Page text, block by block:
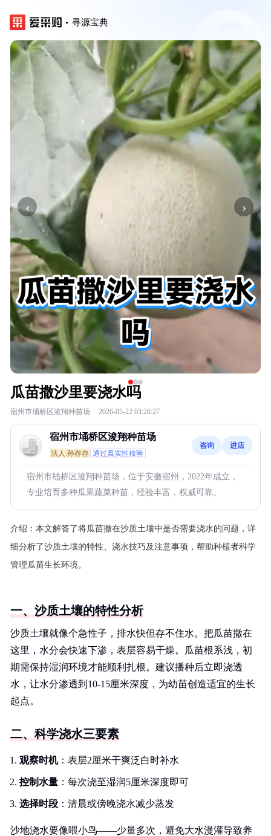
寻源宝典
‹ ›
瓜苗撒沙里要浇水吗
宿州市埇桥区浚翔种苗场 · 2026-05-22 03:26:27
宿州市埇桥区浚翔种苗场
法人:孙存存 通过真实性核验
咨询 进店
宿州市嵇桥区浚翔种苗场，位于安徽宿州，2022年成立，
专业培育多种瓜果蔬菜种苗，经验丰富，权威可靠。
介绍： 本文解答了将瓜苗撒在沙质土壤中是否需要浇水的问题，详
细分析了沙质土壤的特性、浇水技巧及注意事项，帮助种植者科学
管理瓜苗生长环境。
一、沙质土壤的特性分析
沙质土壤就像个急性子，排水快但存不住水。把瓜苗撒在
这里，水分会快速下渗，表层容易干燥。瓜苗根系浅，初
期需保持湿润环境才能顺利扎根。建议播种后立即浇透
水，让水分渗透到10-15厘米深度，为幼苗创造适宜的生长
起点。
二、科学浇水三要素
观察时机：表层2厘米干爽泛白时补水
控制水量 ：每次浇至湿润5厘米深度即可
选择时段 ：清晨或傍晚浇水减少蒸发
沙地浇水要像喂小鸟——少量多次，避免大水漫灌导致养